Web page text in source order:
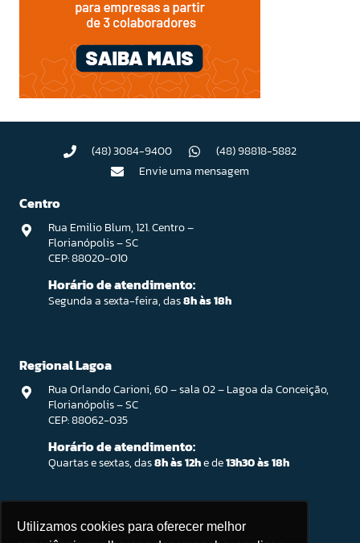
Utilizamos cookies para oferecer melhor
(48) 3084-9400
(48) 98818-5882
Envie uma mensagem
Centro
Rua Emilio Blum, 121. Centro –
Florianópolis – SC
CEP: 88020-010
Horário de atendimento:
Segunda a sexta-feira, das8h às 18h
Regional Lagoa
Rua Orlando Carioni, 60 – sala 02 – Lagoa da Conceição,
Florianópolis – SC
CEP: 88062-035
Horário de atendimento:
Quartas e sextas, das8h às 12he de13h30 às 18h
Ingleses / Atendimento Parceiro SEBRAE